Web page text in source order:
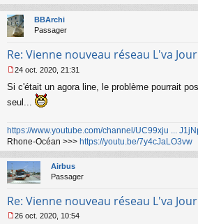
BBArchi
Passager
Re: Vienne nouveau réseau L'va Jour
e
g
e
n
o
n
l
24 oct. 2020, 21:31
Si c'était un agora line, le problème pourrait
seul...
https://www.youtube.com/channel/UC99xju ...
Rhone-Océan >>> https://youtu.be/7y4cJaLO3vw
Airbus
Passager
Re: Vienne nouveau réseau L'va Jour
26 oct. 2020, 10:54